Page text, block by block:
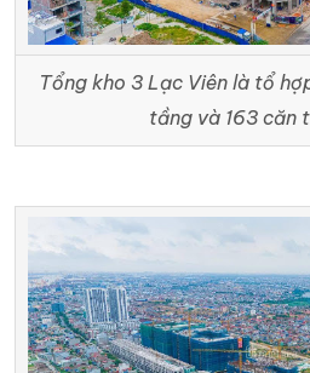
Tổng kho 3 Lạc Viên là tổ
tầng và 163 căn